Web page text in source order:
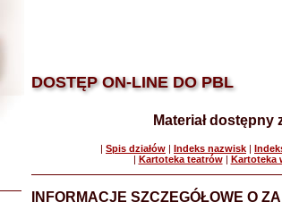
DOSTĘP ON-LINE DO PBL
Materiał dostępny
| Spis działów | Indeks nazwisk |
| Kartoteka teatrów| Kartoteka
INFORMACJE SZCZEGÓŁOWE O